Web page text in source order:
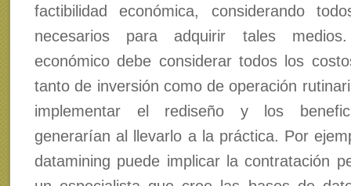
factibilidad económica, considerando
necesarios para adquirir tales
económico debe considerar todos los
tanto de inversión como de operación
implementar el rediseño y los
generarían al llevarlo a la práctica. Por
datamining puede implicar la contratación